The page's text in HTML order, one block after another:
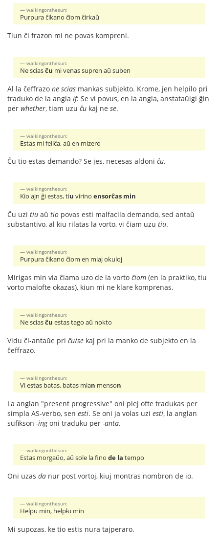
walkingonthesun:
Purpura ĉikano ĉiom ĉirkaŭ
Tiun ĉi frazon mi ne povas kompreni.
walkingonthesun:
Ne sciasĉu mi venas supren aŭ suben
Al la ĉeffrazo ne scias mankas subjekto. Krome, jen helpilo pri
traduko de la angla if: Se vi povus, en la angla, anstataŭigi ĝin
per whether, tiam uzu ĉu kaj ne se.
walkingonthesun:
Estas mi feliĉa, aŭ en mizero
Ĉu tio estas demando? Se jes, necesas aldoni ĉu.
walkingonthesun:
Kio ajn ĝi estas, tiu virinoensorĉas min
Ĉu uzi tiu aŭ tio povas esti malfacila demando, sed antaŭ
substantivo, al kiu rilatas la vorto, vi ĉiam uzu tiu.
walkingonthesun:
Purpura ĉikano ĉiom en miaj okuloj
Mirigas min via ĉiama uzo de la vorto ĉiom (en la praktiko, tiu
vorto malofte okazas), kiun mi ne klare komprenas.
walkingonthesun:
Ne sciasĉu estas tago aŭ nokto
Vidu ĉi-antaŭe pri ĉu/se kaj pri la manko de subjekto en la
ĉeffrazo.
walkingonthesun:
Viestasbatas, batas mian menson
La anglan "present progressive" oni plej ofte tradukas per
simpla AS-verbo, sen esti. Se oni ja volas uzi esti, la anglan
sufikson -ingoni traduku per -anta.
walkingonthesun:
Estas morgaŭo, aŭ sole la finode la tempo
Oni uzas da nur post vortoj, kiuj montras nombron de io.
walkingonthesun:
Helpu min, helplu min
Mi supozas, ke tio estis nura tajperaro.